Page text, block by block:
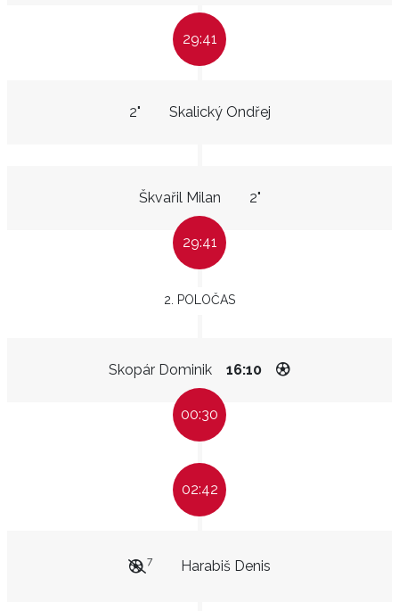
29:41
Skalický Ondřej
2"
Škvařil Milan 2"
29:41
2. POLOČAS
Skopár Dominik 16:10
00:30
02:42
Harabiš Denis
7